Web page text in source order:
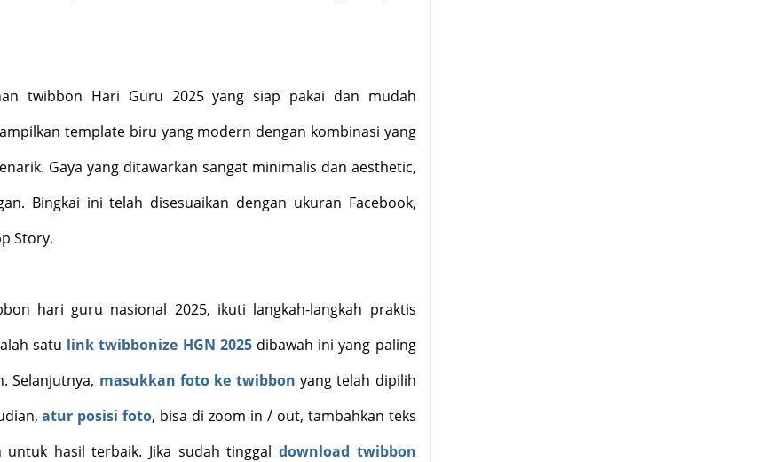
twibbon Hari Guru 2025 yang siap pakai dan mudah
template biru yang modern dengan kombinasi yang
Gaya yang ditawarkan sangat minimalis dan aesthetic,
Bingkai ini telah disesuaikan dengan ukuran Facebook,
Story.
hari guru nasional 2025, ikuti langkah-langkah praktis
satu link twibbonize HGN 2025dibawah ini yang paling
. Selanjutnya, masukkan foto ke twibbon yang telah dipilih
atur posisi foto, bisa di zoom in / out, tambahkan teks
hasil terbaik. Jika sudah tinggal download twibbon